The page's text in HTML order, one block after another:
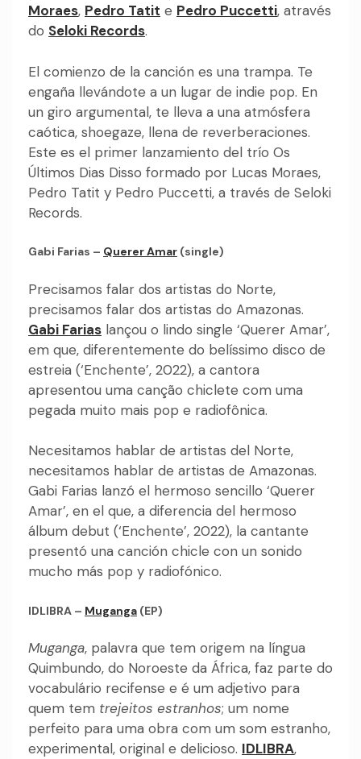
Moraes, Pedro Tatit e Pedro Puccetti, através
do Seloki Records.
El comienzo de la canción es una trampa. Te
engaña llevándote a un lugar de indie pop. En
un giro argumental, te lleva a una atmósfera
caótica, shoegaze, llena de reverberaciones.
Este es el primer lanzamiento del trío Os
Últimos Dias Disso formado por Lucas Moraes,
Pedro Tatit y Pedro Puccetti, a través de Seloki
Records.
Gabi Farias – Querer Amar (single)
Precisamos falar dos artistas do Norte,
precisamos falar dos artistas do Amazonas.
Gabi Farias lançou o lindo single ‘Querer Amar’,
em que, diferentemente do belíssimo disco de
estreia (‘Enchente’, 2022), a cantora
apresentou uma canção chiclete com uma
pegada muito mais pop e radiofônica.
Necesitamos hablar de artistas del Norte,
necesitamos hablar de artistas de Amazonas.
Gabi Farias lanzó el hermoso sencillo ‘Querer
Amar’, en el que, a diferencia del hermoso
álbum debut (‘Enchente’, 2022), la cantante
presentó una canción chicle con un sonido
mucho más pop y radiofónico.
IDLIBRA – Muganga (EP)
Muganga, palavra que tem origem na língua
Quimbundo, do Noroeste da África, faz parte do
vocabulário recifense e é um adjetivo para
quem tem trejeitos estranhos; um nome
perfeito para uma obra com um som estranho,
experimental, original e delicioso. IDLIBRA,